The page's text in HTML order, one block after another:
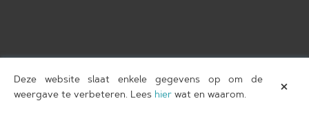
Copyright © 2026Eben-Haëzer, gebouwd door
Amersfoort
Deze website slaat enkele gegevens op om de
weergave te verbeteren. Lees hier wat en waarom. ×